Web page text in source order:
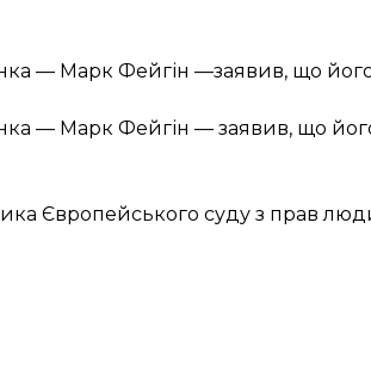
— Марк Фейгін —заявив, що
— Марк Фейгін — заявив, що
Європейського суду з прав